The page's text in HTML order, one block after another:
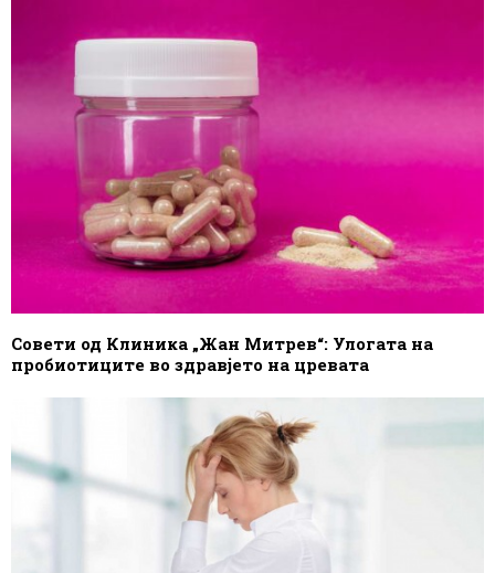
Совети од Клиника „Жан Митрев“: Улогата на
пробиотиците во здравјето на цревата